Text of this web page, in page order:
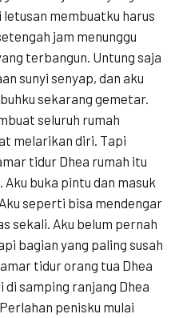
membuatku harus
jam menunggu
terbangun. Untung saja
sunyi senyap, dan aku
sekarang gemetar.
seluruh rumah
melarikan diri. Tapi
tidur Dhea rumah itu
Aku buka pintu dan masuk
seperti bisa mendengar
sekali. Aku belum pernah
bagian yang paling susah
tidur orang tua Dhea
samping ranjang Dhea
penisku mulai